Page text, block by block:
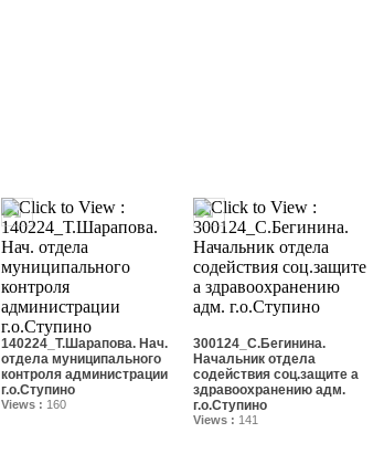
140224_Т.Шарапова. Нач.
отдела муниципального
контроля администрации
г.о.Ступино
Views : 160
300124_С.Бегинина.
Начальник отдела
содействия соц.защите а
здравоохранению адм.
г.о.Ступино
Views : 141